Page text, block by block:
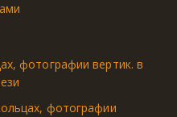
фотографии вертик. в
фотографии